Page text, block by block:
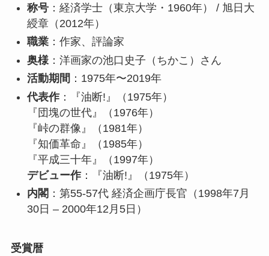
称号：経済学士（東京大学・1960年） / 旭日大
綬章（2012年）
職業：作家、評論家
奥様：洋画家の池口史子（ちかこ）さん
活動期間 ：1975年〜2019年
代表作：『油断!』（1975年）
『団塊の世代』（1976年）
『峠の群像』（1981年）
『知価革命』（1985年）
『平成三十年』（1997年）
デビュー作：『油断!』（1975年）
内閣 ：第55-57代 経済企画庁長官（1998年7月
30日 – 2000年12月5日）
受賞暦